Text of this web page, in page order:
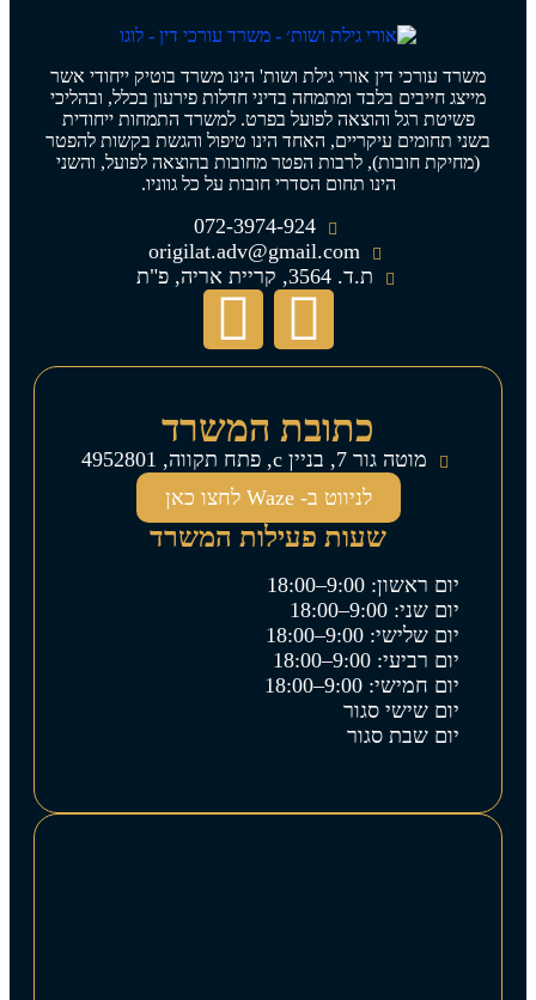
משרד עורכי דין אורי גילת ושות' הינו משרד בוטיק ייחודי אשר
מייצג חייבים בלבד ומתמחה בדיני חדלות פירעון בכלל, ובהליכי
פשיטת רגל והוצאה לפועל בפרט. למשרד התמחות ייחודית
בשני תחומים עיקריים, האחד הינו טיפול והגשת בקשות להפטר
(מחיקת חובות), לרבות הפטר מחובות בהוצאה לפועל, והשני
הינו תחום הסדרי חובות על כל גווניו.
072-3974-924
origilat.adv@gmail.com
ת.ד. 3564, קריית אריה, פ"ת
כתובת המשרד
מוטה גור 7, בניין c, פתח תקווה, 4952801
לניווט ב- Waze לחצו כאן
שעות פעילות המשרד
יום ראשון: 9:00–18:00
יום שני: 9:00–18:00
יום שלישי: 9:00–18:00
יום רביעי: 9:00–18:00
יום חמישי: 9:00–18:00
יום שישי סגור
יום שבת סגור